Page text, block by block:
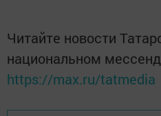
Читайте новости
национальном
https://max.ru/tatmedia